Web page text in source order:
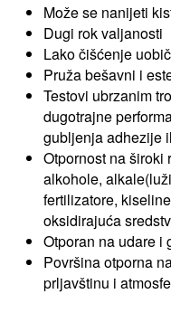
Može se nanijeti
Dugi rok valjanosti
Lako čišćenje
Pruža bešavni i
Testovi ubrzanim
dugotrajne
gubljenja adhezije
Otpornost na
alkohole,
fertilizatore,
oksidirajuća
Otporan na udare i
Površina otporna
prljavštinu i